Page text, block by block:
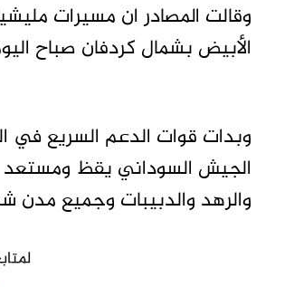
وقالت المصادر ان مسيرات
الأبيض بشمال كردفان صباح
وبدات قوات الدعم السريع في
الجيش السوداني يقظ ومستعد
والرهد والدبيبات وجميع مدن